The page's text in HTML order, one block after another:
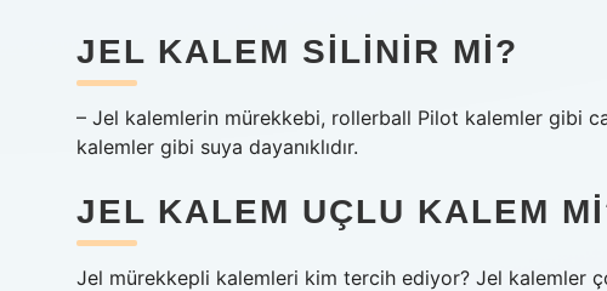
JEL KALEM SILINIR MI?
– Jel kalemlerin mürekkebi, rollerball Pilot kalemler gibi
kalemler gibi suya dayanıklıdır.
JEL KALEM UÇLU KALEM
Jel mürekkepli kalemleri kim tercih ediyor? Jel kalemler